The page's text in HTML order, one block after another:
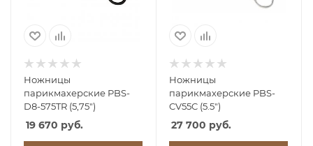
Ножницы
парикмахерские PBS-
D8-575TR (5,75")
19 670 руб.
Ножницы
парикмахерские PBS-
CV55C (5.5")
27 700 руб.